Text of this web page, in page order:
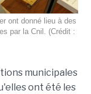
ont donné lieu à des
par la Cnil. (Crédit :
municipales
ont été les